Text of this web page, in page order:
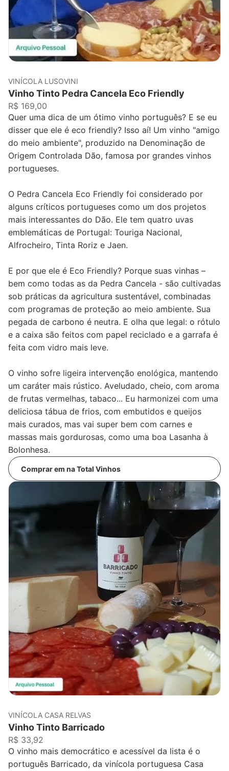
VINÍCOLA LUSOVINI
Vinho Tinto Pedra Cancela Eco Friendly
R$ 169,00
Quer uma dica de um ótimo vinho português? E se eu
disser que ele é eco friendly? Isso aí! Um vinho "amigo
do meio ambiente", produzido na Denominação de
Origem Controlada Dão, famosa por grandes vinhos
portugueses.
O Pedra Cancela Eco Friendly foi considerado por
alguns críticos portugueses como um dos projetos
mais interessantes do Dão. Ele tem quatro uvas
emblemáticas de Portugal: Touriga Nacional,
Alfrocheiro, Tinta Roriz e Jaen.
E por que ele é Eco Friendly? Porque suas vinhas –
bem como todas as da Pedra Cancela - são cultivadas
sob práticas da agricultura sustentável, combinadas
com programas de proteção ao meio ambiente. Sua
pegada de carbono é neutra. E olha que legal: o rótulo
e a caixa são feitos com papel reciclado e a garrafa é
feita com vidro mais leve.
O vinho sofre ligeira intervenção enológica, mantendo
um caráter mais rústico. Aveludado, cheio, com aroma
de frutas vermelhas, tabaco... Eu harmonizei com uma
deliciosa tábua de frios, com embutidos e queijos
mais curados, mas vai super bem com carnes e
massas mais gordurosas, como uma boa Lasanha à
Bolonhesa.
Comprar em na Total Vinhos
VINÍCOLA CASA RELVAS
Vinho Tinto Barricado
R$ 33,92
O vinho mais democrático e acessível da lista é o
português Barricado, da vinícola portuguesa Casa